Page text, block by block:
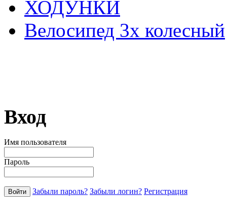
ХОДУНКИ
Велосипед 3х колесный
Вход
Имя пользователя
Пароль
Забыли пароль? Забыли логин? Регистрация